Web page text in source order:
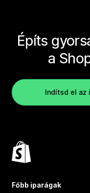
Építs
a
Indítsd el az
Főbb iparágak